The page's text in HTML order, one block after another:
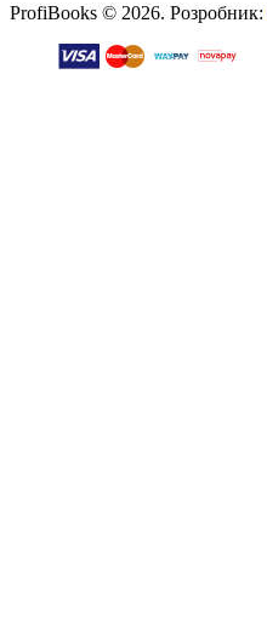
ProfiBooks © 2026. Розробник: